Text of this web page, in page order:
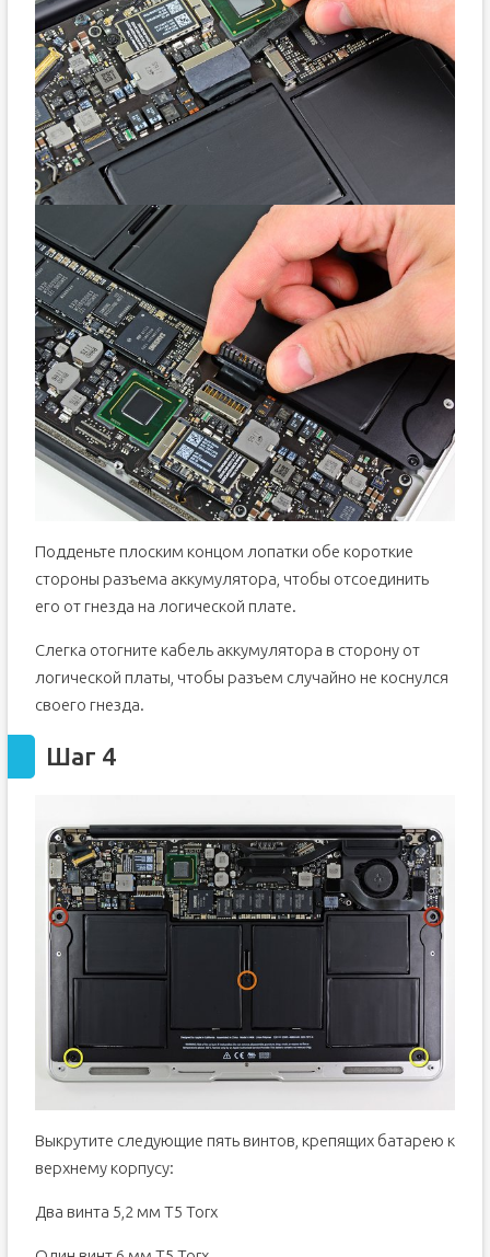
Подденьте плоским концом лопатки обе короткие
стороны разъема аккумулятора, чтобы отсоединить
его от гнезда на логической плате.
Слегка отогните кабель аккумулятора в сторону от
логической платы, чтобы разъем случайно не коснулся
своего гнезда.
Шаг 4
Выкрутите следующие пять винтов, крепящих батарею к
верхнему корпусу:
Два винта 5,2 мм T5 Torx